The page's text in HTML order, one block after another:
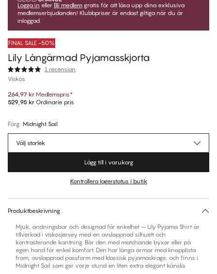
Logga in eller Bli medlem gratis för att låsa upp dina exklusiva
medlemserbjudanden! Klubbpriser är endast giltiga när du är
inloggad.
FINAL SALE -50%
Lily Långärmad Pyjamasskjorta
1 recension
Viskos
264,97 kr Medlemspris*
529,95 kr Ordinarie pris
Färg: Midnight Sail
Ingen storlek föreslås för den här produkten
Välj storlek
Lägg till i varukorg
Kontrollera lagerstatus i butik
Produktbeskrivning
Mjuk, andningsbar och designad för enkelhet – Lily Pyjama Shirt är
tillverkad i viskosjersey med en avslappnad silhuett och
kontrasterande kantning. Bär den med matchande byxor eller på
egen hand för enkel komfort. Den har långa ärmar med knapplista
fram, avslappnad passform med klassisk pyjamaskrage, och finns i
Midnight Sail som ger varje stund en liten extra elegant känsla.